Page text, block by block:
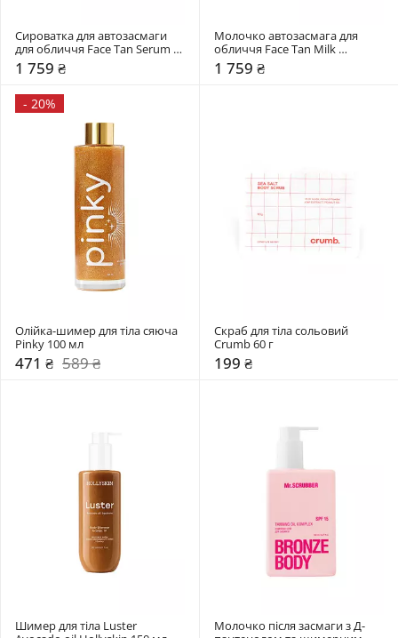
Сироватка для автозасмаги
для обличчя Face Tan Serum
BaliBody
1 759 ₴
Молочко автозасмага для
обличчя Face Tan Milk
BaliBody
1 759 ₴
- 20%
Олійка-шимер для тіла сяюча
471 ₴ 589 ₴
Скраб для тіла сольовий
Crumb 60 г
199 ₴
Шимер для тіла Luster
Молочко після засмаги з Д-